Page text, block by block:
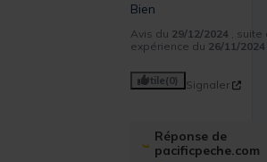
Bien
Avis du 29/12/2024 , suite
expérience du 26/11/2024
Utile(0) Signaler
Réponse de
pacificpeche.com